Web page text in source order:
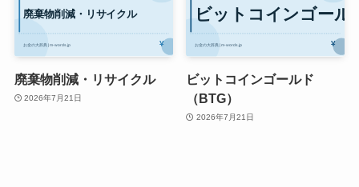
廃棄物削減・リサイクル
2026年7月21日
ビットコインゴールド
（BTG）
2026年7月21日